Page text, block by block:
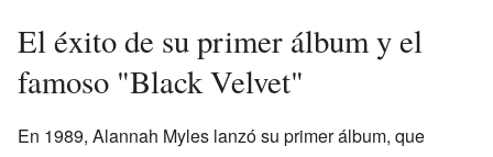
El éxito de su primer álbum y el
famoso "Black Velvet"
En 1989, Alannah Myles lanzó su primer álbum, que